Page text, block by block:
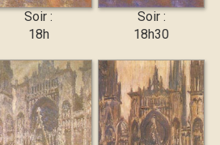
Soir :
18h
Soir :
18h30